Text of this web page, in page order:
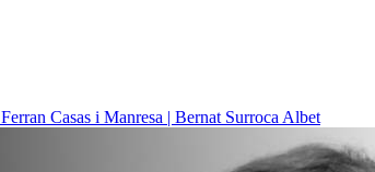
Ferran Casas i Manresa | Bernat Surroca Albet